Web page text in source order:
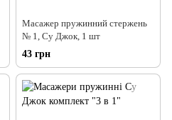
Масажер пружинний стержень
№ 1, Су Джок, 1 шт
43 грн